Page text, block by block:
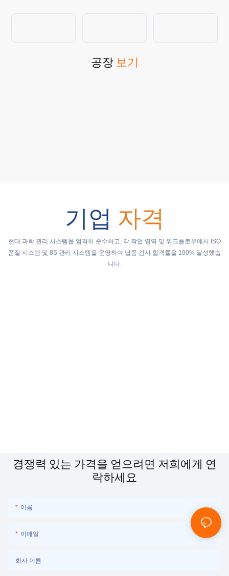
공장 보기
기업 자격
현대 과학 관리 시스템을 엄격히 준수하고, 각 작업 영역 및 워크플로우에서 ISO
품질 시스템 및 8S 관리 시스템을 운영하여 납품 검사 합격률을 100% 달성했습
니다.
경쟁력 있는 가격을 얻으려면 저희에게 연
락하세요
이름
이메일
회사 이름